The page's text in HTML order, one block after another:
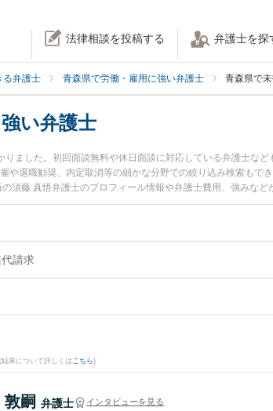
法律相談を投稿する 弁護士を探
る弁護士 青森県で労働・雇用に強い弁護士 青森県で
い弁護士
ました。初回面談無料や休日面談に対応している弁護士な
や退職勧奨、内定取消等の細かな分野での絞り込み検索もで
須藤 真悟弁護士のプロフィール情報や弁護士費用、強みな
業代請求のトラブル解決の実績豊富な近くの弁護士を検索し
におすすめです。
請求
結果について詳しくはこちら)
敦嗣 弁護士 インタビューを見る